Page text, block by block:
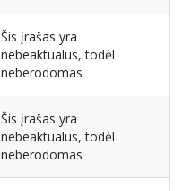
Šis įrašas yra
nebeaktualus, todėl
neberodomas
Šis įrašas yra
nebeaktualus, todėl
neberodomas